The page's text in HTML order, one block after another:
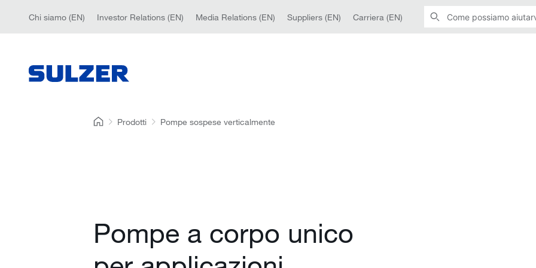
Chi siamo (EN) Investor Relations (EN) Media Relations (EN) Suppliers (EN) Carriera (EN)
Prodotti Pompe sospese verticalmente
Pompe a corpo unico